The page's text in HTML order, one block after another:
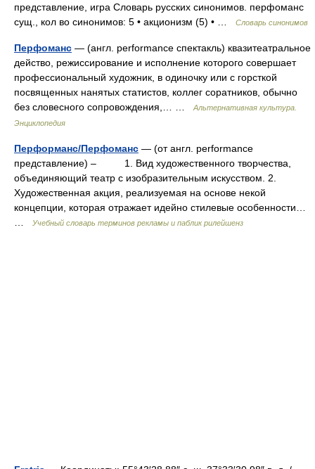
представление, игра Словарь русских синонимов. перфоманс
сущ., кол во синонимов: 5 • акционизм (5) • …
Словарь синонимов
Перфоманс — (англ. performance спектакль) квазитеатральное
действо, режиссирование и исполнение которого совершает
профессиональный художник, в одиночку или с горсткой
посвященных нанятых статистов, коллег соратников, обычно
без словесного сопровождения,… …
Альтернативная культура.
Энциклопедия
Перформанс/Перфоманс — (от англ. performance
представление) – 1. Вид художественного творчества,
объединяющий театр с изобразительным искусством. 2.
Художественная акция, реализуемая на основе некой
концепции, которая отражает идейно стилевые особенности…
Учебный словарь терминов рекламы и паблик рилейшенз